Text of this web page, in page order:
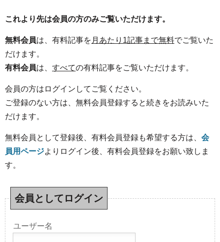
これより先は会員の方のみご覧いただけます。
無料会員は、有料記事を 月あたり1記事まで無料でご覧いた
だけます。
有料会員は、 すべての有料記事をご覧いただけます。
会員の方はログインしてご覧ください。
ご登録のない方は、無料会員登録すると続きをお読みいた
だけます。
無料会員として登録後、有料会員登録も希望する方は、 会
員用ページよりログイン後、有料会員登録をお願い致しま
す。
会員としてログイン
ユーザー名